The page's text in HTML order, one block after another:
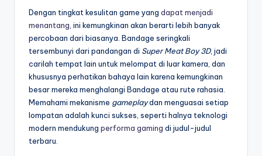
Dengan tingkat kesulitan game yang dapat menjadi
menantang , ini kemungkinan akan berarti lebih banyak
percobaan dari biasanya. Bandage seringkali
tersembunyi dari pandangan di Super Meat Boy 3D, jadi
carilah tempat lain untuk melompat di luar kamera, dan
khususnya perhatikan bahaya lain karena kemungkinan
besar mereka menghalangi Bandage atau rute rahasia.
Memahami mekanisme gameplaydan menguasai setiap
lompatan adalah kunci sukses, seperti halnya teknologi
modern mendukung performa gaming di judul-judul
terbaru.